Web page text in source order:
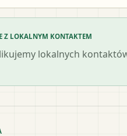
Z LOKALNYM KONTAKTEM
lokalnych